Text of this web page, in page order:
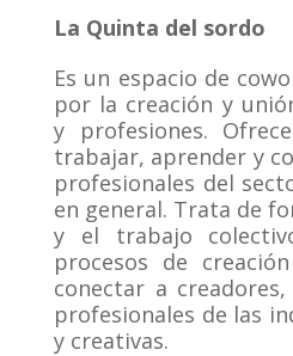
La Quinta del sordo
Es un espacio de
por la creación y
y profesiones.
trabajar, aprender y
profesionales del
en general. Trata de
y el trabajo
procesos de
conectar a
profesionales de las
y creativas.